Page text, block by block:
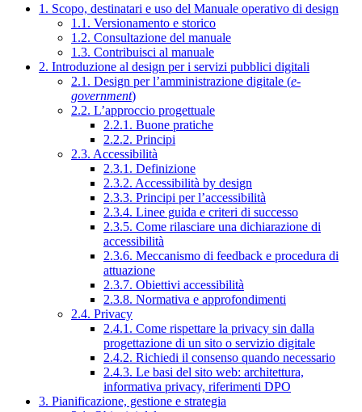
1. Scopo, destinatari e uso del Manuale operativo di design
1.1. Versionamento e storico
1.2. Consultazione del manuale
1.3. Contribuisci al manuale
2. Introduzione al design per i servizi pubblici digitali
2.1. Design per l’amministrazione digitale (e-
government)
2.2. L’approccio progettuale
2.2.1. Buone pratiche
2.2.2. Principi
2.3. Accessibilità
2.3.1. Definizione
2.3.2. Accessibilità by design
2.3.3. Principi per l’accessibilità
2.3.4. Linee guida e criteri di successo
2.3.5. Come rilasciare una dichiarazione di
accessibilità
2.3.6. Meccanismo di feedback e procedura di
attuazione
2.3.7. Obiettivi accessibilità
2.3.8. Normativa e approfondimenti
2.4. Privacy
2.4.1. Come rispettare la privacy sin dalla
progettazione di un sito o servizio digitale
2.4.2. Richiedi il consenso quando necessario
2.4.3. Le basi del sito web: architettura,
informativa privacy, riferimenti DPO
3. Pianificazione, gestione e strategia